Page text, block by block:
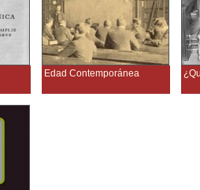
Edad Contemporánea